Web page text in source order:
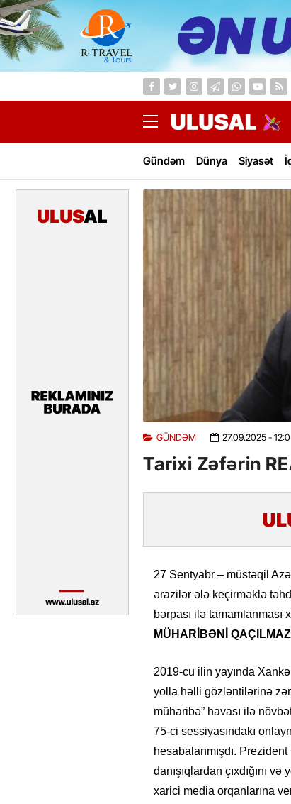
Gündəm Dünya Siyasət
GÜNDƏM 27.09.2025-
Tarixi Zəfərin
27 Sentyabr – müstəqil
ərazilər ələ keçirməklə
bərpası ilə tamamlanması
MÜHARİBƏNİ
2019-cu ilin yayında
yolla həlli gözləntilərinə
müharibə” havası ilə
75-ci sessiyasındakı
hesabalanmışdı.
danışıqlardan çıxdığını
xarici media orqanlarına